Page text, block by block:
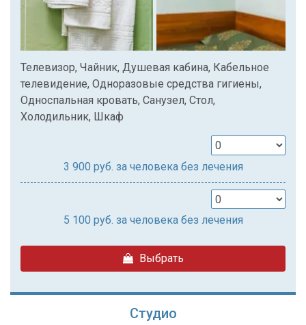
Телевизор, Чайник, Душевая кабина, Кабельное
телевидение, Одноразовые средства гигиены,
Односпальная кровать, Санузел, Стол,
Холодильник, Шкаф
3 900 руб. за человека без лечения
5 100 руб. за человека без лечения
Выбрать
Студио